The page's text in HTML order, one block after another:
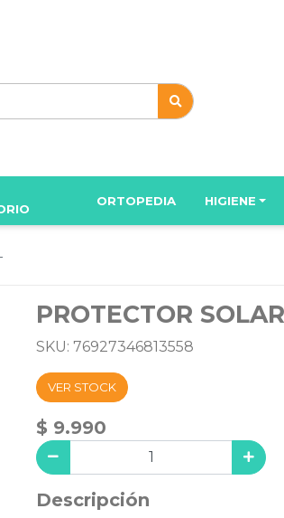
ORTOPEDIA HIGIENE
PROTECTOR
SKU: 76927346813558
VER STOCK
$ 9.990
Descripción